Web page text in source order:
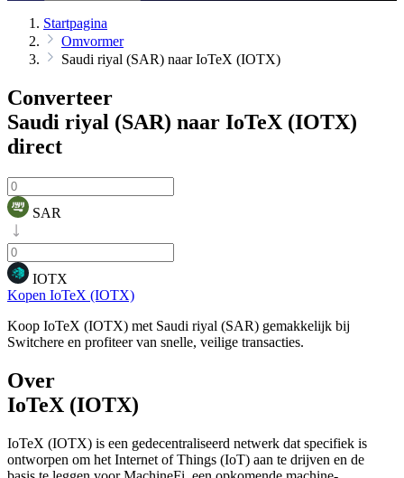
Startpagina
Omvormer
Saudi riyal (SAR) naar IoTeX (IOTX)
Converteer
Saudi riyal (SAR) naar IoTeX (IOTX)
direct
SAR
IOTX
Kopen IoTeX (IOTX)
Koop IoTeX (IOTX) met Saudi riyal (SAR) gemakkelijk bij
Switchere en profiteer van snelle, veilige transacties.
Over
IoTeX (IOTX)
IoTeX (IOTX) is een gedecentraliseerd netwerk dat specifiek is
ontworpen om het Internet of Things (IoT) aan te drijven en de